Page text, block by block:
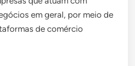
em geral, por meio de
de comércio